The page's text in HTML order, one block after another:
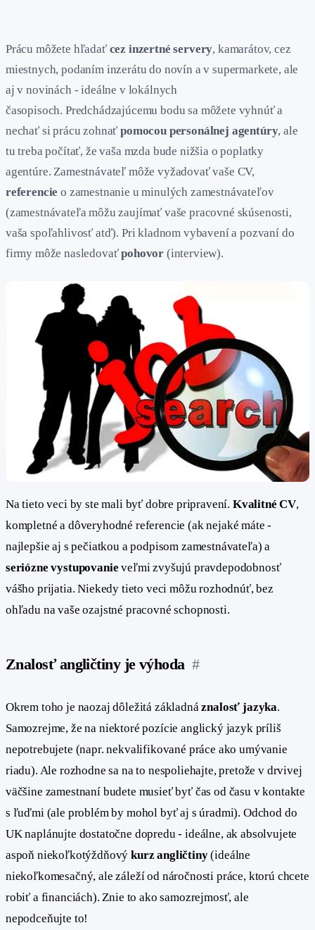
Prácu môžete hľadať cez inzertné servery, kamarátov, cez
miestnych, podaním inzerátu do novín a v supermarkete, ale
aj v novinách - ideálne v lokálnych
časopisoch. Predchádzajúcemu bodu sa môžete vyhnúť a
nechať si prácu zohnaťpomocou personálnej agentúry, ale
tu treba počítať, že vaša mzda bude nižšia o poplatky
agentúre. Zamestnávateľ môže vyžadovať vaše CV,
referencie o zamestnanie u minulých zamestnávateľov
(zamestnávateľa môžu zaujímať vaše pracovné skúsenosti,
vaša spoľahlivosť atď). Pri kladnom vybavení a pozvaní do
firmy môže nasledovaťpohovor (interview).
Na tieto veci by ste mali byť dobre pripravení. Kvalitné CV,
kompletné a dôveryhodné referencie (ak nejaké máte -
najlepšie aj s pečiatkou a podpisom zamestnávateľa) a
seriózne vystupovanie veľmi zvyšujú pravdepodobnosť
vášho prijatia. Niekedy tieto veci môžu rozhodnúť, bez
ohľadu na vaše ozajstné pracovné schopnosti.
Znalosť angličtiny je výhoda #
Okrem toho je naozaj dôležitá základnáznalosť jazyka.
Samozrejme, že na niektoré pozície anglický jazyk príliš
nepotrebujete (napr. nekvalifikované práce ako umývanie
riadu). Ale rozhodne sa na to nespoliehajte, pretože v drvivej
väčšine zamestnaní budete musieť byť čas od času v kontakte
s ľuďmi (ale problém by mohol byť aj s úradmi). Odchod do
UK naplánujte dostatočne dopredu - ideálne, ak absolvujete
aspoň niekoľkotýždňovýkurz angličtiny(ideálne
niekoľkomesačný, ale záleží od náročnosti práce, ktorú chcete
robiť a financiách). Znie to ako samozrejmosť, ale
nepodceňujte to!